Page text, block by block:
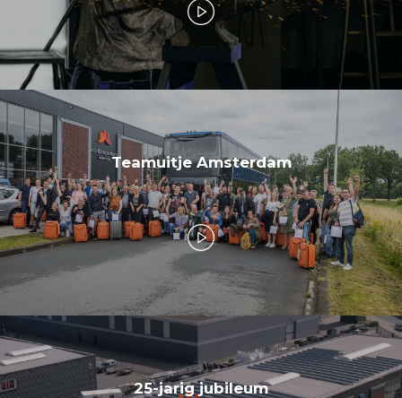
Teamuitje Amsterdam
25-jarig jubileum